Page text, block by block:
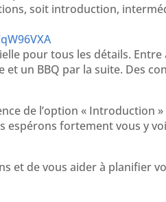
soit introduction,
pour tous les détails.
et un BBQ par la suite. Des
de l’option « Introduction
espérons fortement vous y
et de vous aider à planifier